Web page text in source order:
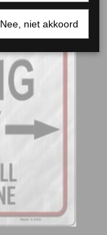
Nee, niet akkoord